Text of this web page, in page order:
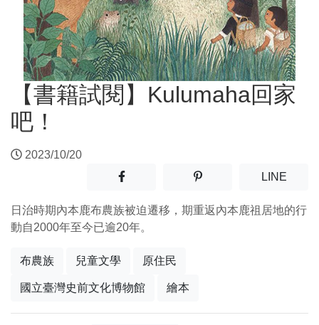
【書籍試閱】Kulumaha回家
吧！
2023/10/20
分享至facebook(另開新視窗)
分享至噗浪(另開新視窗)
LINE(另開
日治時期內本鹿布農族被迫遷移，期重返內本鹿祖居地的行
動自2000年至今已逾20年。
布農族 兒童文學 原住民
國立臺灣史前文化博物館 繪本